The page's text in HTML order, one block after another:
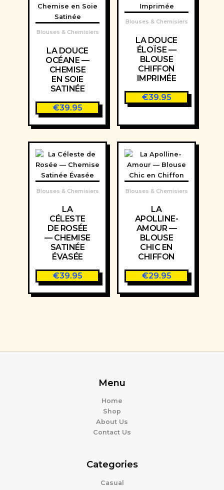
Blouses & Chemisiers
LA DOUCE
OCÉANE —
CHEMISE
EN SOIE
SATINÉE
€39.95
Blouses & Chemisiers
LA DOUCE
ÉLOÏSE —
BLOUSE
CHIFFON
IMPRIMÉE
€39.95
Blouses & Chemisiers
LA
CÉLESTE
DE ROSÉE
— CHEMISE
SATINÉE
ÉVASÉE
€39.95
Blouses & Chemisiers
LA
APOLLINE-
AMOUR —
BLOUSE
CHIC EN
CHIFFON
€29.95
Menu
Home
Shop
About Us
Contact Us
Categories
Casual